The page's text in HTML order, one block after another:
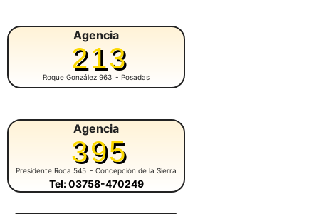
Agencia
213
Roque González 963 - Posadas
Agencia
395
Presidente Roca 545 - Concepción de la Sierra
Tel: 03758-470249